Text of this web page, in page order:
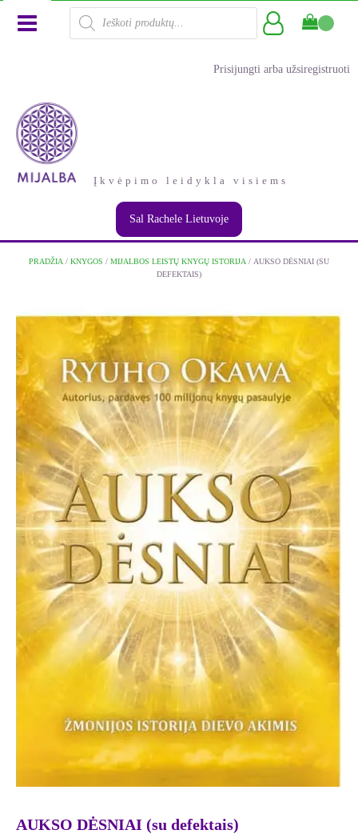
Products
search
Prisijungti arba užsiregistruoti
Įkvėpimo leidykla visiems
Sal Rachele Lietuvoje
PRADŽIA / KNYGOS / MIJALBOS LEISTŲ KNYGŲ ISTORIJA / AUKSO DĖSNIAI (SU
DEFEKTAIS)
AUKSO DĖSNIAI (su defektais)